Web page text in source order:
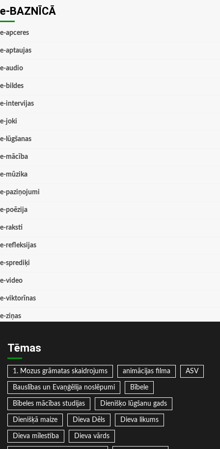
e-BAZNĪCĀ
e-apceres
e-aptaujas
e-audio
e-bildes
e-intervijas
e-joki
e-lūgšanas
e-mācība
e-mūzika
e-paziņojumi
e-poēzija
e-raksti
e-refleksijas
e-sprediķi
e-video
e-viktorīnas
e-ziņas
Tēmas
1. Mozus grāmatas skaidrojums animācijas filma ASV
Bauslības un Evaņģēlija noslēpumi Bībele
Bībeles mācības studijas Dienišķo lūgšanu gads
Dienišķā maize Dieva Dēls Dieva likums
Dieva mīlestība Dieva vārds